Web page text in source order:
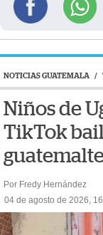
NOTICIAS GUATEMALA /
Niños de
TikTok
Por Fredy Hernández
04 de agosto de 2026,